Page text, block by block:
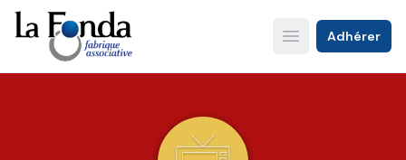
Aller
au
contenu
principal
Open main menu
Adhérer